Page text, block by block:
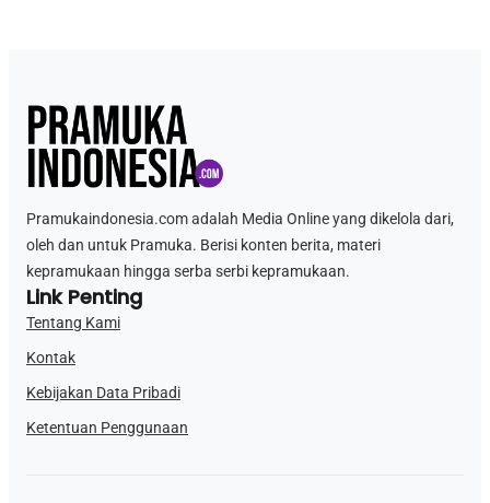
Pramukaindonesia.com adalah Media Online yang dikelola dari,
oleh dan untuk Pramuka. Berisi konten berita, materi
kepramukaan hingga serba serbi kepramukaan.
Link Penting
Tentang Kami
Kontak
Kebijakan Data Pribadi
Ketentuan Penggunaan